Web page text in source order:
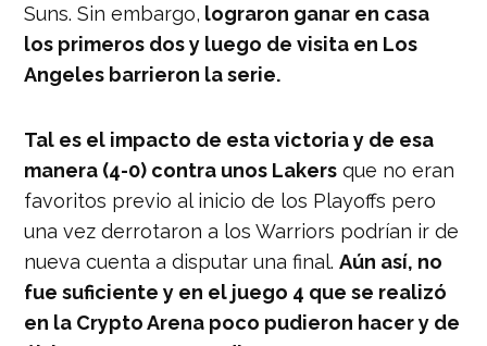
Suns. Sin embargo, lograron ganar en casa
los primeros dos y luego de visita en Los
Angeles barrieron la serie.
Tal es el impacto de esta victoria y de esa
manera (4-0) contra unos Lakers que no eran
favoritos previo al inicio de los Playoffs pero
una vez derrotaron a los Warriors podrían ir de
nueva cuenta a disputar una final.Aún así, no
fue suficiente y en el juego 4 que se realizó
en la Crypto Arena poco pudieron hacer y de